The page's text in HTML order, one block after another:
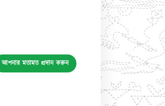
আপনার মতামত প্রদান করুন